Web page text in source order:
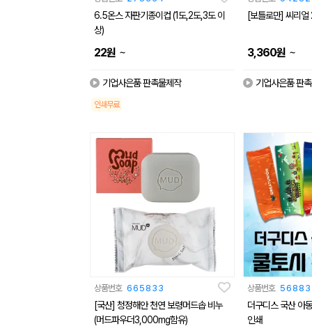
6.5온스 자판기종이컵 (1도,2도,3도 이
상)
22원 ~
기업사은품 판촉물제작
인쇄무료
[보틀로만] 씨리
3,360원 ~
기업사은품 판
상품번호 665833
[국산] 청정해안 천연 보령머드솝 비누
(머드파우더3,000mg함유)
상품번호
더구디스 국산 아
인쇄